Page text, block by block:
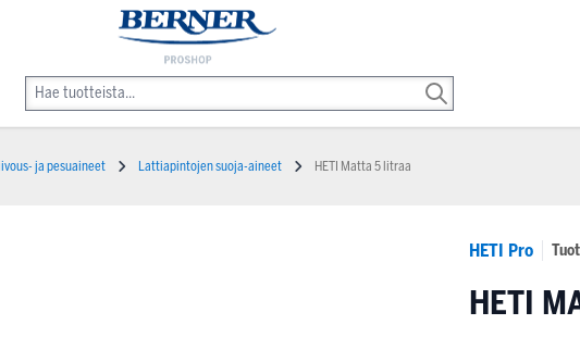
HETI Pro
HETI
ja pesuaineet Lattiapintojen suoja-aineet HETI Matta 5 litraa